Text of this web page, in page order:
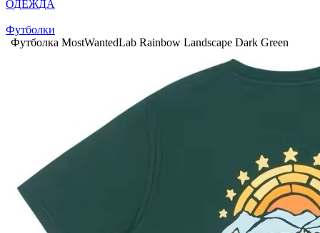
ОДЕЖДА
Футболки
Футболка MostWantedLab Rainbow Landscape Dark Green